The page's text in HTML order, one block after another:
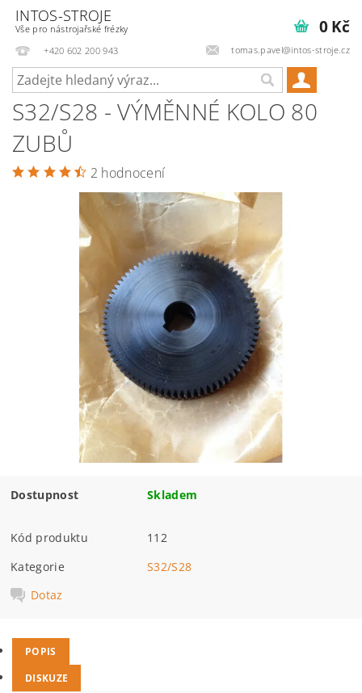
INTOS-STROJE
Vše pro nástrojařské frézky
+420 602 200 943
tomas.pavel@intos-stroje.cz
0 Kč
S32/S28 - VÝMĚNNÉ KOLO 80
ZUBŮ
2 hodnocení
Dostupnost Skladem
Kód produktu
112
Kategorie
S32/S28
Dotaz
POPIS
DISKUZE